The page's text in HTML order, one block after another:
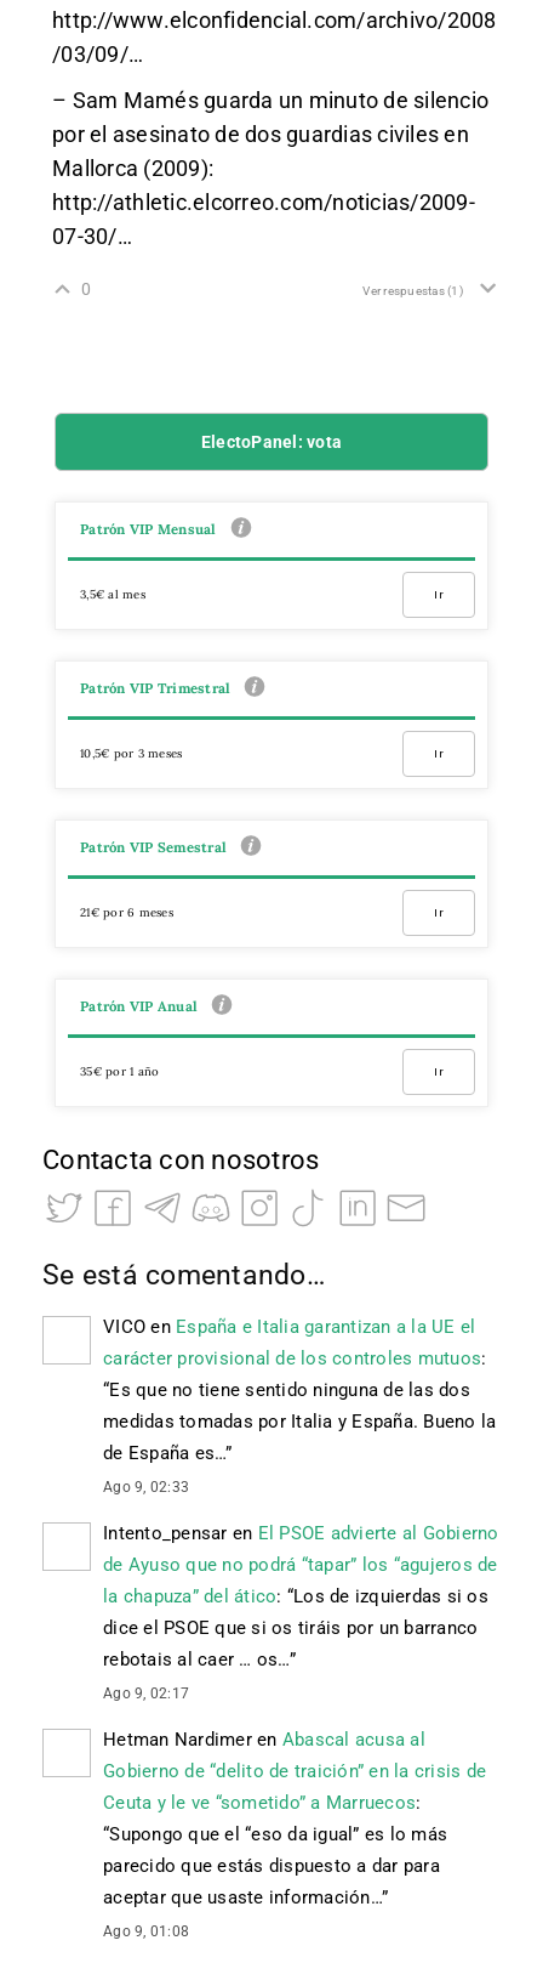
http://www.elconfidencial.com/archivo/2008
/03/09/…
– Sam Mamés guarda un minuto de silencio
por el asesinato de dos guardias civiles en
Mallorca (2009):
http://athletic.elcorreo.com/noticias/2009-
07-30/…
0 Ver respuestas(1)
ElectoPanel: vota
Patrón VIP Mensual
3,5€ al mes Ir
Patrón VIP Trimestral
10,5€ por 3 meses Ir
Patrón VIP Semestral
21€ por 6 meses Ir
Patrón VIP Anual
35€ por 1 año Ir
Contacta con nosotros
Se está comentando…
VICO en España e Italia garantizan a la UE el
carácter provisional de los controles mutuos:
“Es que no tiene sentido ninguna de las dos
medidas tomadas por Italia y España. Bueno la
de España es…”
Ago 9, 02:33
Intento_pensar en El PSOE advierte al Gobierno
de Ayuso que no podrá “tapar” los “agujeros de
la chapuza” del ático: “Los de izquierdas si os
dice el PSOE que si os tiráis por un barranco
rebotais al caer … os…”
Ago 9, 02:17
Hetman Nardimeren Abascal acusa al
Gobierno de “delito de traición” en la crisis de
Ceuta y le ve “sometido” a Marruecos:
“Supongo que el “eso da igual” es lo más
parecido que estás dispuesto a dar para
aceptar que usaste información…”
Ago 9, 01:08